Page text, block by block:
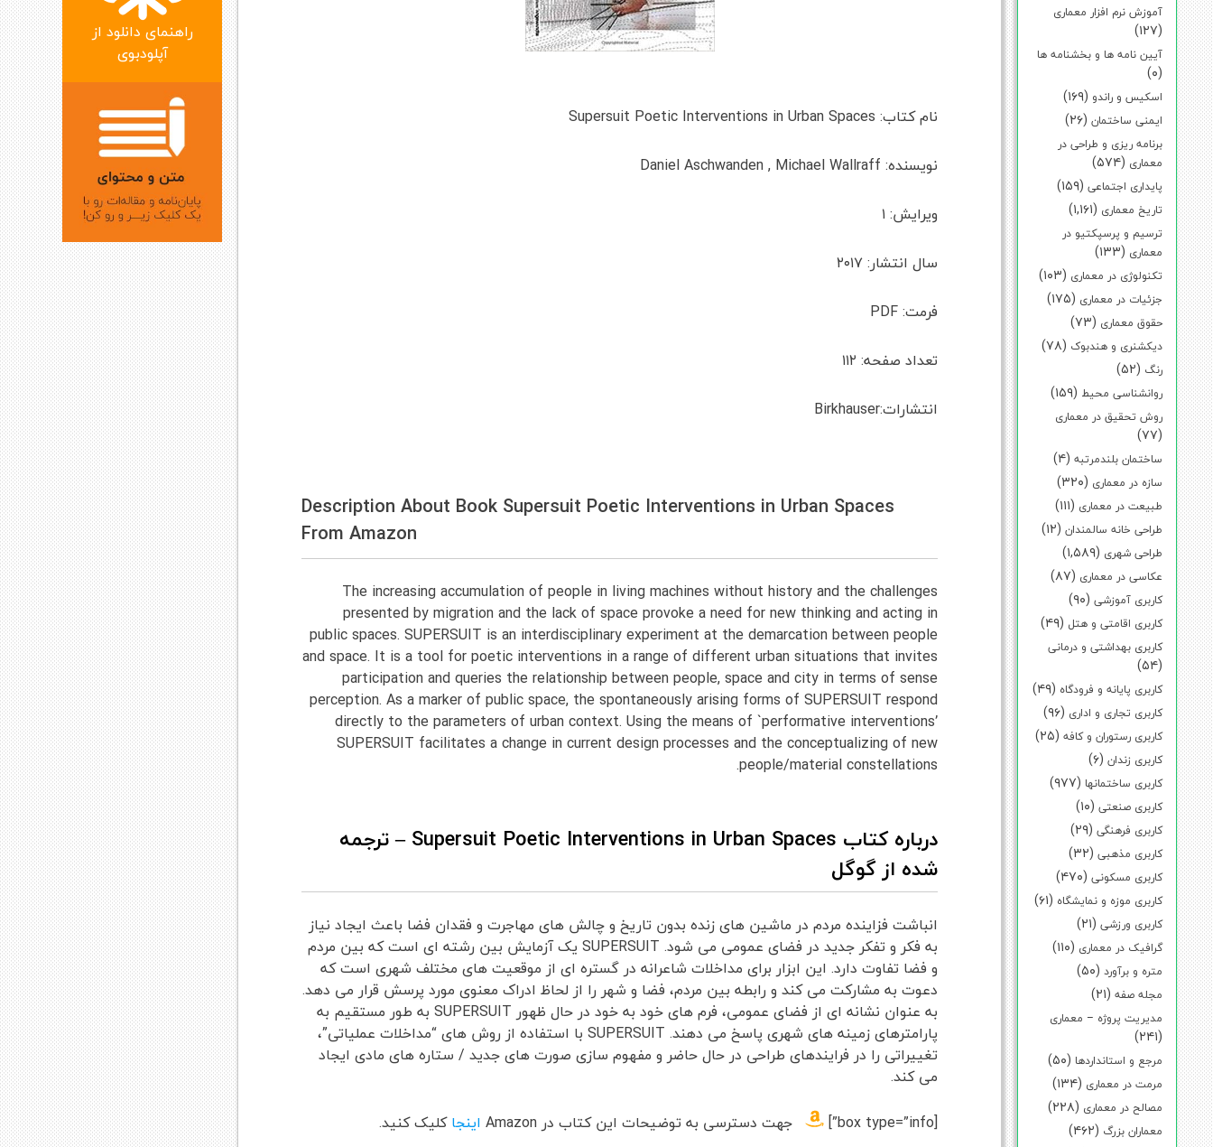
آموزش نرم افزار معماری
(۱۲۷)
آیین نامه ها و بخشنامه ها
(۰)
اسکیس و راندو (۱۶۹)
ایمنی ساختمان (۲۶)
برنامه ریزی و طراحی در
معماری (۵۷۴)
پایداری اجتماعی (۱۵۹)
تاریخ معماری (۱,۱۶۱)
ترسیم و پرسپکتیو در
معماری (۱۳۳)
تکنولوژی در معماری (۱۰۳)
جزئیات در معماری (۱۷۵)
حقوق معماری (۷۳)
دیکشنری و هندبوک (۷۸)
رنگ (۵۲)
روانشناسی محیط (۱۵۹)
روش تحقیق در معماری
(۷۷)
ساختمان بلندمرتبه (۴)
سازه در معماری (۳۲۰)
طبیعت در معماری (۱۱۱)
طراحی خانه سالمندان (۱۲)
طراحی شهری (۱,۵۸۹)
عکاسی در معماری (۸۷)
کاربری آموزشی (۹۰)
کاربری اقامتی و هتل (۴۹)
کاربری بهداشتی و درمانی
(۵۴)
کاربری پایانه و فرودگاه (۴۹)
کاربری تجاری و اداری (۹۶)
کاربری رستوران و کافه (۲۵)
کاربری زندان (۶)
کاربری ساختمانها (۹۷۷)
کاربری صنعتی (۱۰)
کاربری فرهنگی (۲۹)
کاربری مذهبی (۳۲)
کاربری مسکونی (۴۷۰)
کاربری موزه و نمایشگاه (۶۱)
کاربری ورزشی (۲۱)
گرافیک در معماری (۱۱۰)
متره و برآورد (۵۰)
مجله صفه (۲۱)
مدیریت پروژه – معماری
(۲۴۱)
مرجع و استانداردها (۵۰)
مرمت در معماری (۱۳۴)
مصالح در معماری (۲۲۸)
معماران بزرگ (۴۶۲)
نام کتاب: Supersuit Poetic Interventions in Urban Spaces
نویسنده: Daniel Aschwanden , Michael Wallraff
ویرایش: ۱
سال انتشار: ۲۰۱۷
فرمت: PDF
تعداد صفحه: ۱۱۲
انتشارات:Birkhauser
Description About Book Supersuit Poetic Interventions in Urban Spaces
From Amazon
The increasing accumulation of people in living machines without history and the challenges
presented by migration and the lack of space provoke a need for new thinking and acting in
public spaces. SUPERSUIT is an interdisciplinary experiment at the demarcation between people
and space. It is a tool for poetic interventions in a range of different urban situations that invites
participation and queries the relationship between people, space and city in terms of sense
perception. As a marker of public space, the spontaneously arising forms of SUPERSUIT respond
directly to the parameters of urban context. Using the means of `performative interventions’
SUPERSUIT facilitates a change in current design processes and the conceptualizing of new
people/material constellations.
درباره کتاب Supersuit Poetic Interventions in Urban Spaces – ترجمه
شده از گوگل
انباشت فزاینده مردم در ماشین های زنده بدون تاریخ و چالش های مهاجرت و فقدان فضا باعث ایجاد نیاز
به فکر و تفکر جدید در فضای عمومی می شود. SUPERSUIT یک آزمایش بین رشته ای است که بین مردم
و فضا تفاوت دارد. این ابزار برای مداخلات شاعرانه در گستره ای از موقعیت های مختلف شهری است که
دعوت به مشارکت می کند و رابطه بین مردم، فضا و شهر را از لحاظ ادراک معنوی مورد پرسش قرار می دهد.
به عنوان نشانه ای از فضای عمومی، فرم های خود به خود در حال ظهور SUPERSUIT به طور مستقیم به
پارامترهای زمینه های شهری پاسخ می دهند. SUPERSUIT با استفاده از روش های “مداخلات عملیاتی”،
تغییراتی را در فرایندهای طراحی در حال حاضر و مفهوم سازی صورت های جدید / ستاره های مادی ایجاد
می کند.
[box type=”info”]
جهت دسترسی به توضیحات این کتاب در Amazon اینجاکلیک کنید.
راهنمای دانلود از
آپلودبوی